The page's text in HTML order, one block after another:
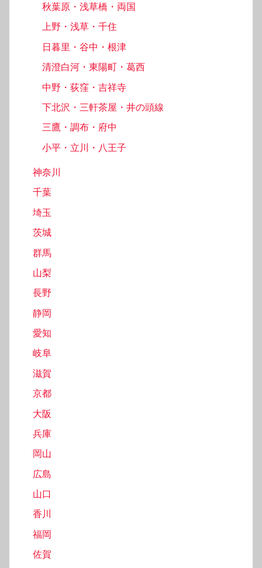
秋葉原・浅草橋・両国
上野・浅草・千住
日暮里・谷中・根津
清澄白河・東陽町・葛西
中野・荻窪・吉祥寺
下北沢・三軒茶屋・井の頭線
三鷹・調布・府中
小平・立川・八王子
神奈川
千葉
埼玉
茨城
群馬
山梨
長野
静岡
愛知
岐阜
滋賀
京都
大阪
兵庫
岡山
広島
山口
香川
福岡
佐賀